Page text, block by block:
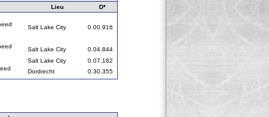
Lieu
D*
Salt Lake City 0.00.916
Salt Lake City
0.04.844
Salt Lake City
0.07.182
Dordrecht 0.30.355